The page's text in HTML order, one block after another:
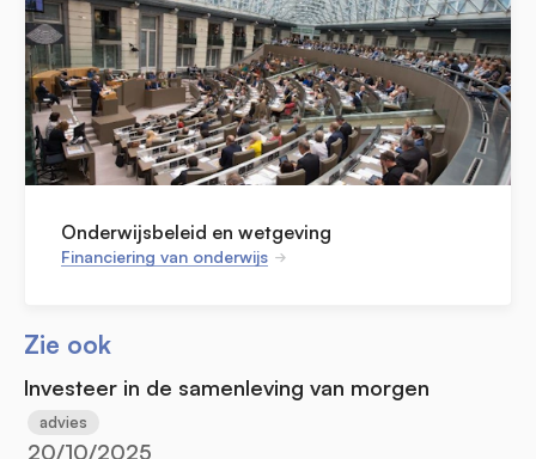
Onderwijsbeleid en wetgeving
Financiering van onderwijs
Zie ook
Investeer in de samenleving van morgen
advies
20/10/2025